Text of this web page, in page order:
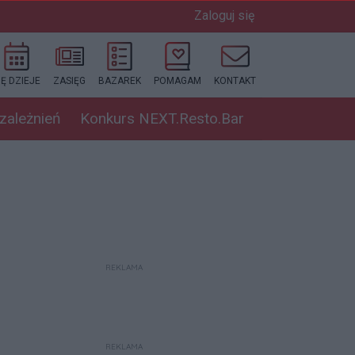
Zaloguj się
DZIEJE ZASIĘG BAZAREK POMAGAM KONTAKT
Konkurs NEXT.Resto.Bar
REKLAMA
REKLAMA